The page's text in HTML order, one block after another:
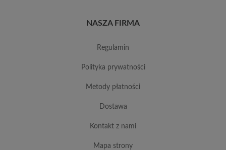
NASZA FIRMA
regulamin
polityka prywatności
metody płatności
dostawa
kontakt z nami
mapa strony